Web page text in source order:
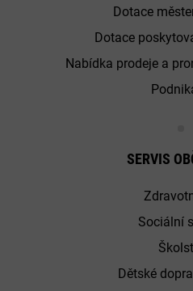
Dotace
Dotace
Nabídka prodeje a
SERVIS
Sociální
Dětské